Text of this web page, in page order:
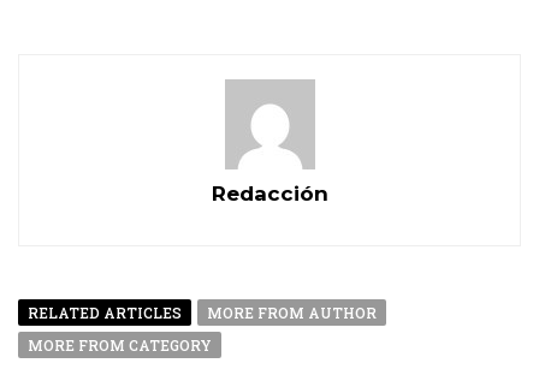
Redacción
RELATED ARTICLES
MORE FROM AUTHOR
MORE FROM CATEGORY